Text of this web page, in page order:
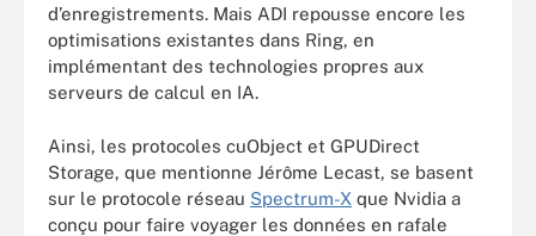
d’enregistrements. Mais ADI repousse encore les
optimisations existantes dans Ring, en
implémentant des technologies propres aux
serveurs de calcul en IA.
Ainsi, les protocoles cuObject et GPUDirect
Storage, que mentionne Jérôme Lecast, se basent
sur le protocole réseau Spectrum-X que Nvidia a
conçu pour faire voyager les données en rafale